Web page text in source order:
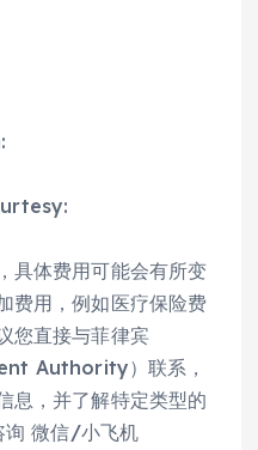
具体费用可能会有所变
费用，例如医疗保险费
您直接与菲律宾
Authority）联系，
息，并了解特定类型的
询 微信/小飞机